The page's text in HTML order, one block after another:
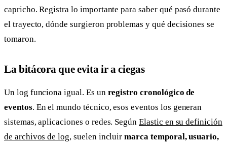
capricho. Registra lo importante para saber qué pasó durante
el trayecto, dónde surgieron problemas y qué decisiones se
tomaron.
La bitácora que evita ir a ciegas
Un log funciona igual. Es un registro cronológico de
eventos. En el mundo técnico, esos eventos los generan
sistemas, aplicaciones o redes. SegúnElastic en su definición
de archivos de log, suelen incluirmarca temporal, usuario,